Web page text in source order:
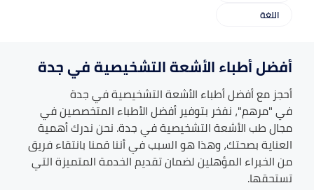
اللغة
أفضل أطباء الأشعة التشخيصية في جدة
أحجز مع أفضل أطباء الأشعة التشخيصيةفيجدة
في "مرهم"، نفخر بتوفير أفضل الأطباء المتخصصين في
مجال طبالأشعة التشخيصيةفيجدة. نحن ندرك أهمية
العناية بصحتك، وهذا هو السبب في أننا قمنا بانتقاء فريق
من الخبراء المؤهلين لضمان تقديم الخدمة المتميزة التي
تستحقها.